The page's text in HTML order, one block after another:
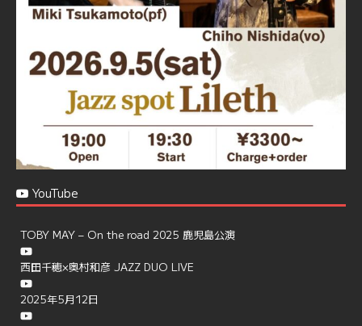
6 7 Twitter
Load More
YouTube
TOBY MAY – On the road 2025 鹿児島公演
西田千穂×奥村和彦 JAZZ DUO LIVE
2025年5月12日